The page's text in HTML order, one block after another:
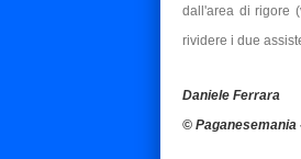
dall'area di rigore
rividere i due
Daniele Ferrara
©